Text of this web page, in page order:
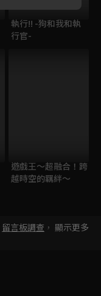
執行!! -狗和我和執
行官-
遊戲王～超融合！跨
越時空的羈絆～
留言板調查 ， 顯示更多